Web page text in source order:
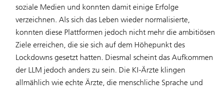
soziale Medien und konnten damit einige Erfolge
verzeichnen. Als sich das Leben wieder normalisierte,
konnten diese Plattformen jedoch nicht mehr die ambitiösen
Ziele erreichen, die sie sich auf dem Höhepunkt des
Lockdowns gesetzt hatten. Diesmal scheint das Aufkommen
der LLM jedoch anders zu sein. Die KI-Ärzte klingen
allmählich wie echte Ärzte, die menschliche Sprache und